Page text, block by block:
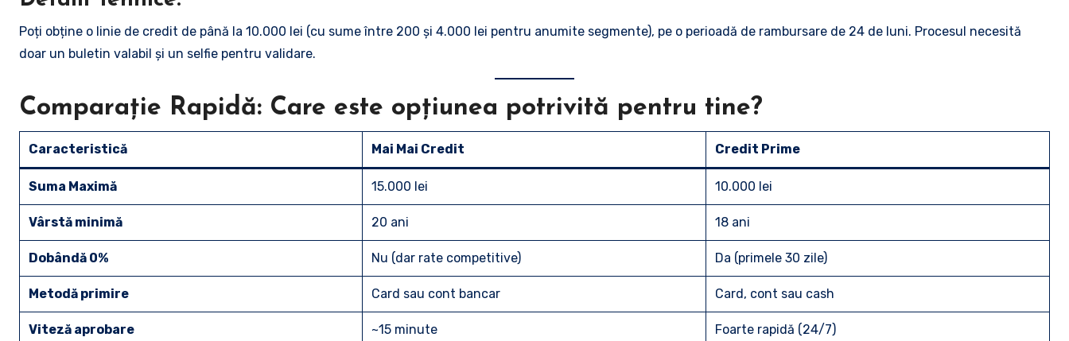
Poți obține o linie de credit de până la 10.000 lei (cu sume între 200 și 4.000 lei pentru anumite segmente), pe o perioadă de rambursare de 24 de luni. Procesul necesită
doar un buletin valabil și un selfie pentru validare.
Comparație Rapidă: Care este opțiunea potrivită pentru tine?
Caracteristică Mai Mai Credit Credit Prime
Suma Maximă 15.000 lei 10.000 lei
Vârstă minimă 20 ani 18 ani
Dobândă 0% Nu (dar rate competitive) Da (primele 30 zile)
Metodă primire Card sau cont bancar Card, cont sau cash
Viteză aprobare ~15 minute Foarte rapidă (24/7)